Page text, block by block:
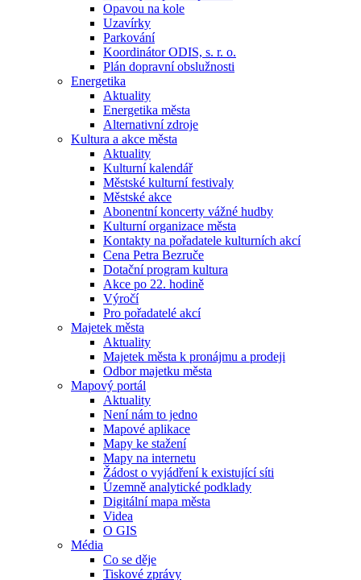
Opavou na kole
Uzavírky
Parkování
Koordinátor ODIS, s. r. o.
Plán dopravní obslužnosti
Energetika
Aktuality
Energetika města
Alternativní zdroje
Kultura a akce města
Aktuality
Kulturní kalendář
Městské kulturní festivaly
Městské akce
Abonentní koncerty vážné hudby
Kulturní organizace města
Kontakty na pořadatele kulturních akcí
Cena Petra Bezruče
Dotační program kultura
Akce po 22. hodině
Výročí
Pro pořadatelé akcí
Majetek města
Aktuality
Majetek města k pronájmu a prodeji
Odbor majetku města
Mapový portál
Aktuality
Není nám to jedno
Mapové aplikace
Mapy ke stažení
Mapy na internetu
Žádost o vyjádření k existující síti
Územně analytické podklady
Digitální mapa města
Videa
O GIS
Média
Co se děje
Tiskové zprávy